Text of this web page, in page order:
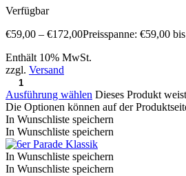
Verfügbar
€59,00 – €172,00Preisspanne: €59,00
Enthält 10% MwSt.
zzgl. Versand
Ausführung wählen Dieses Produkt
Die Optionen können auf der
In Wunschliste speichern
In Wunschliste speichern
In Wunschliste speichern
In Wunschliste speichern